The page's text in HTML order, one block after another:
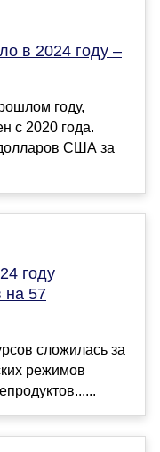
в 2024 году –
году,
с 2020 года.
США за
году
на 57
сложилась за
режимов